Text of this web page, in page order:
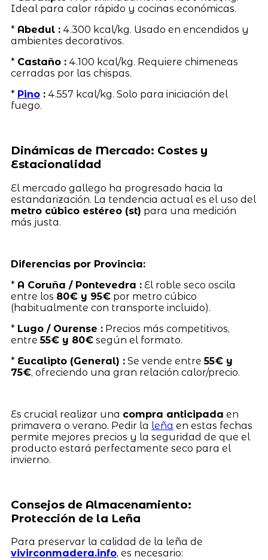
Ideal para calor rápido y cocinas económicas.
* Abedul :4.300 kcal/kg. Usado en encendidos y
ambientes decorativos.
* Castaño :4.100 kcal/kg. Requiere chimeneas
cerradas por las chispas.
* Pino:4.557 kcal/kg. Solo para iniciación del
fuego.
Dinámicas de Mercado: Costes y
Estacionalidad
El mercado gallego ha progresado hacia la
estandarización. La tendencia actual es el uso del
metro cúbico estéreo (st) para una medición
más justa.
Diferencias por Provincia:
* A Coruña / Pontevedra :El roble seco oscila
entre los 80€ y 95€por metro cúbico
(habitualmente con transporte incluido).
* Lugo / Ourense :Precios más competitivos,
entre55€ y 80€según el formato.
* Eucalipto (General) :Se vende entre55€ y
75€, ofreciendo una gran relación calor/precio.
Es crucial realizar una compra anticipada en
primavera o verano. Pedir la leña en estas fechas
permite mejores precios y la seguridad de que el
producto estará perfectamente seco para el
invierno.
Consejos de Almacenamiento:
Protección de la Leña
Para preservar la calidad de la leña de
vivirconmadera.info, es necesario: